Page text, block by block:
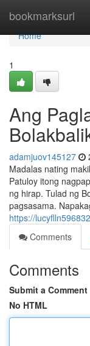
bookmarksurl
Home
Home
1
Ang
adamjuov145127
Madalas nating
Patuloy itong
ng hirap. Tulad ng
pagsasama.
https://
Comments
Comments
Submit a Comment
No HTML